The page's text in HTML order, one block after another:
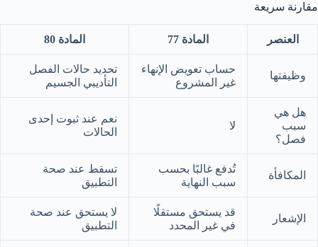
مقارنة سريعة
العنصر المادة 77 المادة 80
وظيفتها
حساب تعويض الإنهاء
غير المشروع
تحديد حالات الفصل
التأديبي الجسيم
هل هي
سبب
فصل؟
لا
نعم عند ثبوت إحدى
الحالات
المكافأة
تُدفع غالبًا بحسب
سبب النهاية
تسقط عند صحة
التطبيق
الإشعار
قد يستحق مستقلًا
في غير المحدد
لا يستحق عند صحة
التطبيق